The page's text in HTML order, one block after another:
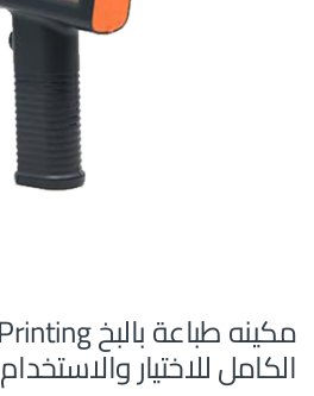
الكامل للاختيار والاستخدام